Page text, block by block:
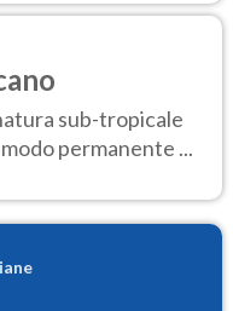
sub-tropicale
permanente ...